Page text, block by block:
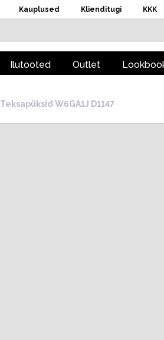
Kauplused Klienditugi KKK
Ilutooted Outlet
Teksapüksid W6GA1J D1147